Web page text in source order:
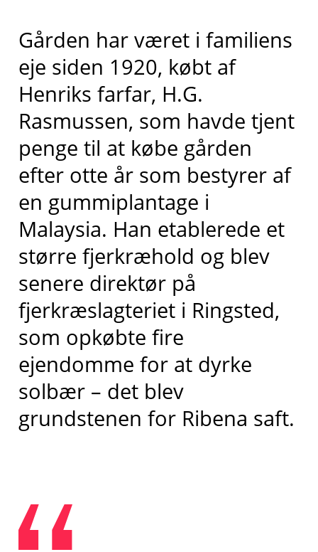
Gården har været i familiens
eje siden 1920, købt af
Henriks farfar, H.G.
Rasmussen, som havde tjent
penge til at købe gården
efter otte år som bestyrer af
en gummiplantage i
Malaysia. Han etablerede et
større fjerkræhold og blev
senere direktør på
fjerkræslagteriet i Ringsted,
som opkøbte fire
ejendomme for at dyrke
solbær – det blev
grundstenen for Ribena saft.